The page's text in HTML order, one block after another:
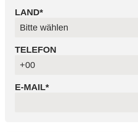
LAND*
TELEFON
E-MAIL*